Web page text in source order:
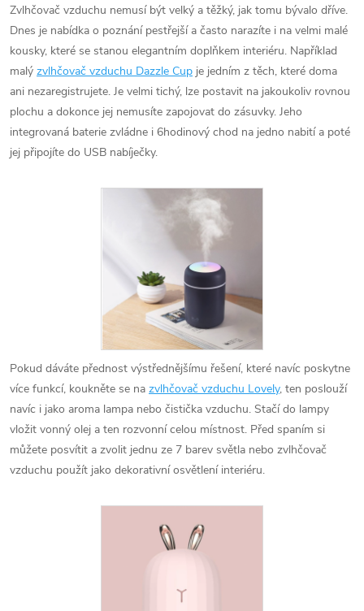
Zvlhčovač vzduchu nemusí být velký a těžký, jak tomu bývalo dříve.
Dnes je nabídka o poznání pestřejší a často narazíte i na velmi malé
kousky, které se stanou elegantním doplňkem interiéru. Například
malý zvlhčovač vzduchu Dazzle Cup je jedním z těch, které doma
ani nezaregistrujete. Je velmi tichý, lze postavit na jakoukoliv rovnou
plochu a dokonce jej nemusíte zapojovat do zásuvky. Jeho
integrovaná baterie zvládne i 6hodinový chod na jedno nabití a poté
jej připojíte do USB nabíječky.
Pokud dáváte přednost výstřednějšímu řešení, které navíc poskytne
více funkcí, koukněte se na zvlhčovač vzduchu Lovely, ten poslouží
navíc i jako aroma lampa nebo čistička vzduchu. Stačí do lampy
vložit vonný olej a ten rozvonní celou místnost. Před spaním si
můžete posvítit a zvolit jednu ze 7 barev světla nebo zvlhčovač
vzduchu použít jako dekorativní osvětlení interiéru.